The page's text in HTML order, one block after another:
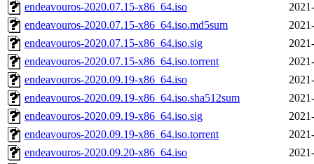
endeavouros-2020.07.15-x86_64.iso
endeavouros-2020.07.15-x86_64.iso.md5sum
endeavouros-2020.07.15-x86_64.iso.sig
endeavouros-2020.07.15-x86_64.iso.torrent
endeavouros-2020.09.19-x86_64.iso
endeavouros-2020.09.19-x86_64.iso.sha512sum
endeavouros-2020.09.19-x86_64.iso.sig
endeavouros-2020.09.19-x86_64.iso.torrent
endeavouros-2020.09.20-x86_64.iso